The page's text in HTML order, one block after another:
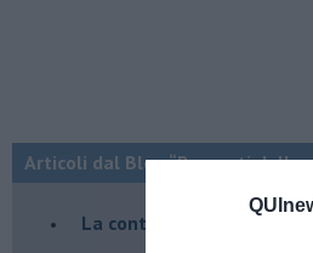
Articoli dal Blog “Racconti della
La controversia degli